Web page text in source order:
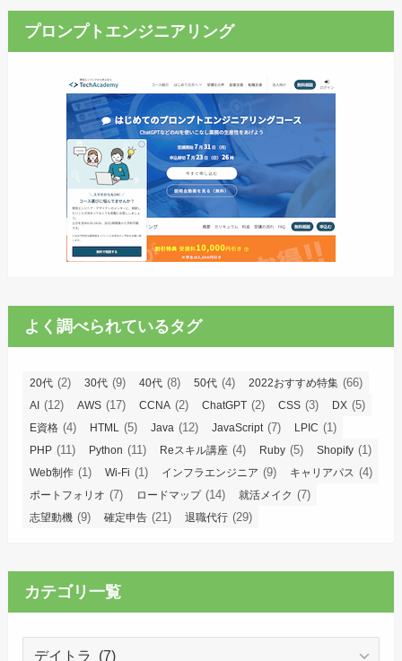
プロンプトエンジニアリング
よく調べられているタグ
20代 (2) 30代 (9) 40代 (8) 50代 (4) 2022おすすめ特集 (66)
AI (12) AWS (17) CCNA (2) ChatGPT (2) CSS (3) DX (5)
E資格 (4) HTML (5) Java (12) JavaScript(7) LPIC (1)
PHP (11) Python (11) Reスキル講座 (4) Ruby (5) Shopify (1)
Web制作 (1) Wi-Fi (1) インフラエンジニア (9) キャリアパス (4)
ポートフォリオ (7) ロードマップ(14) 就活メイク (7)
志望動機 (9) 確定申告 (21) 退職代行 (29)
カテゴリ一覧